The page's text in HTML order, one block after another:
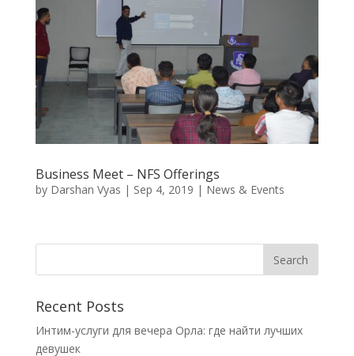
Business Meet – NFS Offerings
by Darshan Vyas | Sep 4, 2019 | News & Events
Recent Posts
Интим-услуги для вечера Орла: где найти лучших
девушек